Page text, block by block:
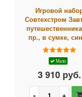
Игровой
Совтехстром
пр., в сумке,
Мало
3 910 руб.